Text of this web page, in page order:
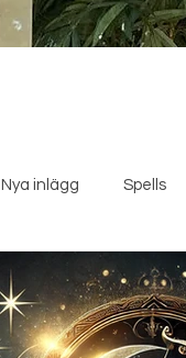
Nya inlägg Spells